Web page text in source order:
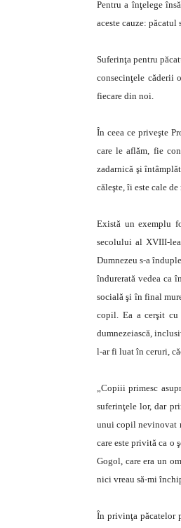
Pentru a înţelege
aceste cauze:
Suferinţa pentru
consecinţele căderii
fiecare din noi.
În ceea ce priveşte
care le aflăm, fie
zadarnică şi
căleşte, îi este cale
Există un exemplu
secolului al XVIII-
Dumnezeu s-a
îndurerată vedea ca
socială şi în final
copil. Ea a cerşit
dumnezeiască,
l-ar fi luat în ceruri,
„Copiii primesc
suferinţele lor, dar
unui copil nevinovat
care este privită ca o
Gogol, care era un
nici vreau să-mi
În privinţa păcatelor